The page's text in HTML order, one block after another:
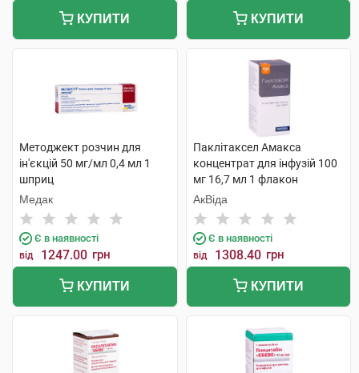
КУПИТИ КУПИТИ
Методжект розчин для
ін'єкцій 50 мг/мл 0,4 мл 1
шприц
Медак
Є в наявності
від 1247.00 грн
КУПИТИ
Паклітаксел Амакса
концентрат для інфузій 100
мг 16,7 мл 1 флакон
АкВіда
Є в наявності
від 1308.40 грн
КУПИТИ